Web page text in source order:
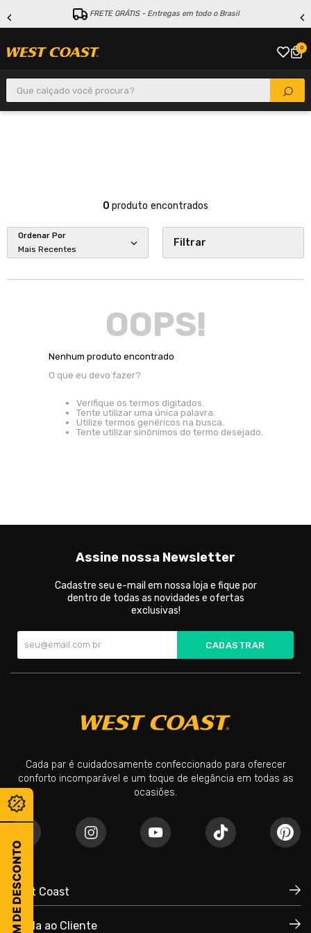
FRETE GRÁTIS - Entregas em todo o Brasil
0
Que calçado você procura?
CUPOM DE DESCONTO
0 produto
Ordenar Por
Mais Recentes
Filtrar
OOPS!
Nenhum produto encontrado
O que eu devo fazer?
Verifique os termos digitados.
Tente utilizar uma única palavra.
Utilize termos genéricos na busca.
Tente utilizar sinônimos do termo desejado.
Assine nossa Newsletter
Cadastre seu e-mail em nossa loja e fique por
dentro de todas as novidades e ofertas
exclusivas!
CADASTRAR
Cada par é cuidadosamente confeccionado para oferecer
conforto incomparável e um toque de elegância em todas as
ocasiões.
West Coast
Quem Somos
Ajuda ao Cliente